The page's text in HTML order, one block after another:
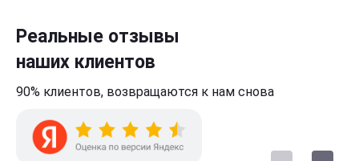
Реальные отзывы
наших клиентов
90% клиентов, возвращаются к нам снова